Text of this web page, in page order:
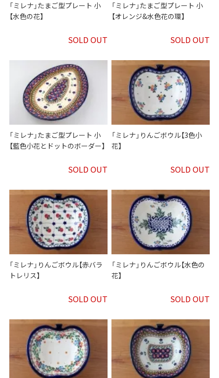
「ミレナ」たまご型プレート 小
【水色の花】
SOLD OUT
「ミレナ」たまご型プレート 小
【オレンジ&水色花の環】
SOLD OUT
「ミレナ」たまご型プレート 小
【藍色小花とドットのボーダー】
SOLD OUT
「ミレナ」りんごボウル【3色小
花】
SOLD OUT
「ミレナ」りんごボウル【赤バラ
トレリス】
SOLD OUT
「ミレナ」りんごボウル【水色の
花】
SOLD OUT